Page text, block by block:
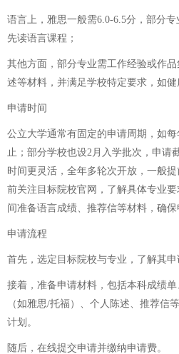
语言上，雅思一般需6.0-6.5分，部分
先读语言课程；
其他方面，部分专业需工作经验或作
述等材料，并满足学校特定要求，如健
申请时间
公立大学通常有固定的申请周期，如
止；部分学校也设2月入学批次，申请
时间更灵活，全年多轮次开放，一般
前关注目标院校官网，了解具体专业
间准备语言成绩、推荐信等材料，确保
申请流程
首先，选定目标院校与专业，了解其申
接着，准备申请材料，包括本科成绩
（如雅思/托福）、个人陈述、推荐信
计划。
随后，在线提交申请并缴纳申请费。